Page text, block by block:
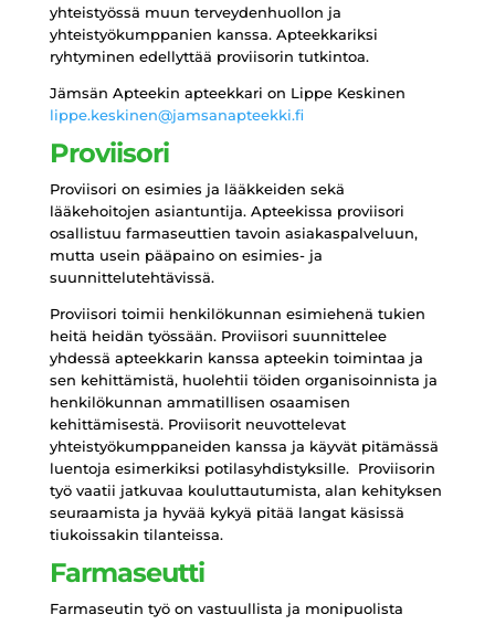
yhteistyössä muun terveydenhuollon ja
yhteistyökumppanien kanssa. Apteekkariksi
ryhtyminen edellyttää proviisorin tutkintoa.
Jämsän Apteekin apteekkari on Lippe Keskinen
lippe.keskinen@jamsanapteekki.fi
Proviisori
Proviisori on esimies ja lääkkeiden sekä
lääkehoitojen asiantuntija. Apteekissa proviisori
osallistuu farmaseuttien tavoin asiakaspalveluun,
mutta usein pääpaino on esimies- ja
suunnittelutehtävissä.
Proviisori toimii henkilökunnan esimiehenä tukien
heitä heidän työssään. Proviisori suunnittelee
yhdessä apteekkarin kanssa apteekin toimintaa ja
sen kehittämistä, huolehtii töiden organisoinnista ja
henkilökunnan ammatillisen osaamisen
kehittämisestä. Proviisorit neuvottelevat
yhteistyökumppaneiden kanssa ja käyvät pitämässä
luentoja esimerkiksi potilasyhdistyksille. Proviisorin
työ vaatii jatkuvaa kouluttautumista, alan kehityksen
seuraamista ja hyvää kykyä pitää langat käsissä
tiukoissakin tilanteissa.
Farmaseutti
Farmaseutin työ on vastuullista ja monipuolista